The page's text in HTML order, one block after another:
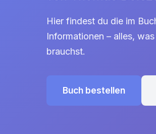
Hier findest du die im
Informationen – alles,
brauchst.
Buch bestellen